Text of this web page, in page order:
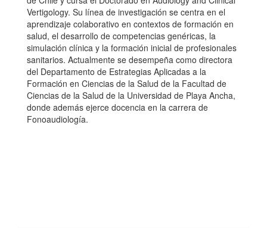
Vertigology. Su línea de investigación se centra en el
aprendizaje colaborativo en contextos de formación en
salud, el desarrollo de competencias genéricas, la
simulación clínica y la formación inicial de profesionales
sanitarios. Actualmente se desempeña como directora
del Departamento de Estrategias Aplicadas a la
Formación en Ciencias de la Salud de la Facultad de
Ciencias de la Salud de la Universidad de Playa Ancha,
donde además ejerce docencia en la carrera de
Fonoaudiología.